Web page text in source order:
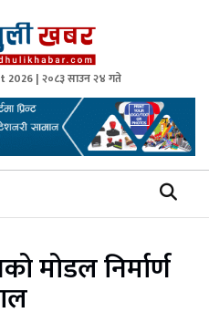
| २०८३ साउन २४ गते
मोडल निर्मार्ण